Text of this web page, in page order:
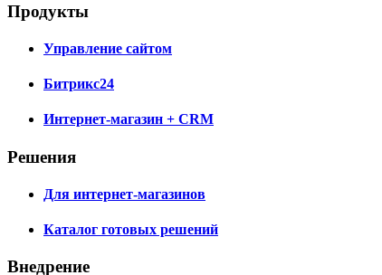
Продукты
Управление сайтом
Битрикс24
Интернет-магазин + CRM
Решения
Для интернет-магазинов
Каталог готовых решений
Внедрение